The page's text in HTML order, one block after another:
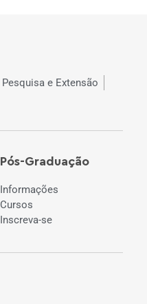
Pesquisa e Extensão
Pós-Graduação
Informações
Cursos
Inscreva-se